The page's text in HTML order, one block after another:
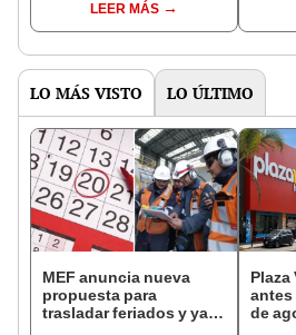
superintendente en
funciones
LEER MÁS
LO MÁS VISTO LO ÚLTIMO
MEF anuncia nueva
propuesta para
trasladar feriados y ya
Plaza
antes
de